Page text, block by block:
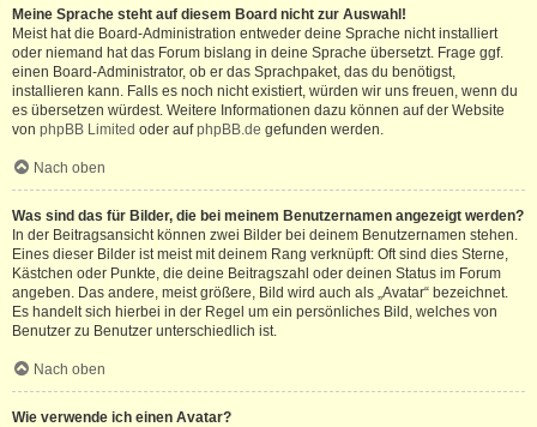
Meine Sprache steht auf diesem Board nicht zur Auswahl!
Meist hat die Board-Administration entweder deine Sprache nicht installiert
oder niemand hat das Forum bislang in deine Sprache übersetzt. Frage ggf.
einen Board-Administrator, ob er das Sprachpaket, das du benötigst,
installieren kann. Falls es noch nicht existiert, würden wir uns freuen, wenn du
es übersetzen würdest. Weitere Informationen dazu können auf der Website
von phpBB Limited oder aufphpBB.de gefunden werden.
Nach oben
Was sind das für Bilder, die bei meinem Benutzernamen angezeigt werden?
In der Beitragsansicht können zwei Bilder bei deinem Benutzernamen stehen.
Eines dieser Bilder ist meist mit deinem Rang verknüpft: Oft sind dies Sterne,
Kästchen oder Punkte, die deine Beitragszahl oder deinen Status im Forum
angeben. Das andere, meist größere, Bild wird auch als „Avatar“ bezeichnet.
Es handelt sich hierbei in der Regel um ein persönliches Bild, welches von
Benutzer zu Benutzer unterschiedlich ist.
Nach oben
Wie verwende ich einen Avatar?